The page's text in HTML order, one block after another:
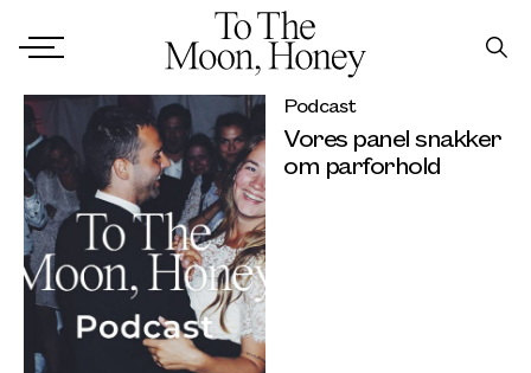
Podcast
Vores panel snakker
om parforhold